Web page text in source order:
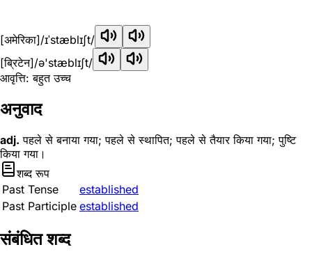
[अमेरिका]/ɪˈstæblɪʃt/
[ब्रिटेन]/ə'stæblɪʃt/
आवृत्ति: बहुत उच्च
अनुवाद
adj. पहले से बनाया गया; पहले से स्थापित; पहले से तैयार किया गया; पुष्टि
किया गया।
शब्द रूप
Past Tense
established
Past Participle established
संबंधित शब्द